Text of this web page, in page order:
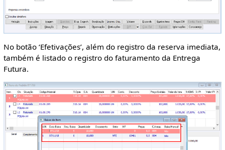
No botão ‘Efetivações’, além do registro da reserva imediata,
também é listado o registro do faturamento da Entrega
Futura.